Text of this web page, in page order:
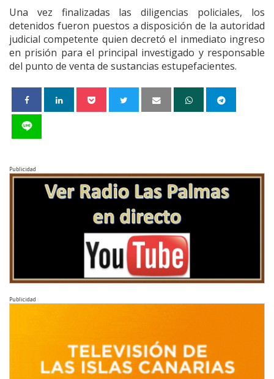
Una vez finalizadas las diligencias policiales, los
detenidos fueron puestos a disposición de la autoridad
judicial competente quien decretó el inmediato ingreso
en prisión para el principal investigado y responsable
del punto de venta de sustancias estupefacientes.
Publicidad
Publicidad